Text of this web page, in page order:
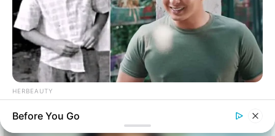
HERBEAUTY
Pop Culture Forever
Before You Go